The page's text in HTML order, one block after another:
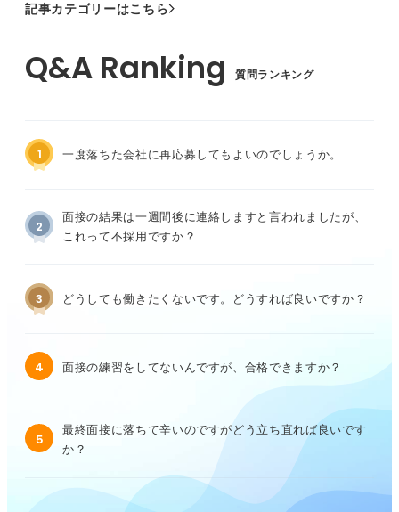
記事カテゴリーはこちら
質問ランキング
1 一度落ちた会社に再応募してもよいのでしょうか。
2
面接の結果は一週間後に連絡しますと言われましたが、
これって不採用ですか？
3 どうしても働きたくないです。どうすれば良いですか？
4 面接の練習をしてないんですが、合格できますか？
5
最終面接に落ちて辛いのですがどう立ち直れば良いです
か？